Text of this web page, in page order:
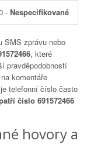
- Nespecifikované
SMS zprávu nebo
, které
pravděpodobností
komentáře
telefonní číslo často
číslo 691572466
hovory a